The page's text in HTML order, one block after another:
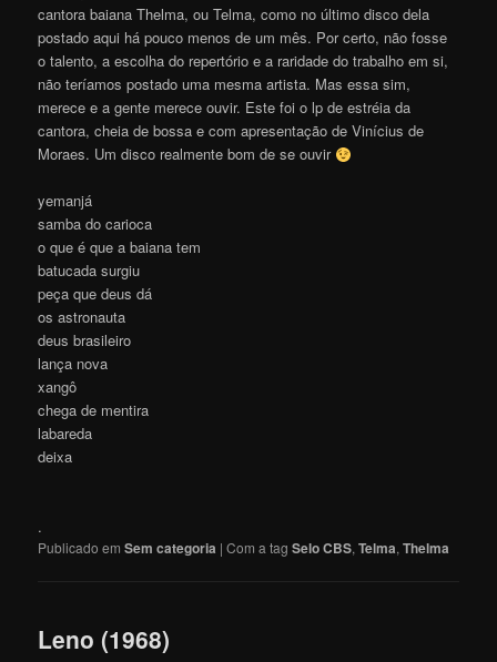
cantora baiana Thelma, ou Telma, como no último disco dela
postado aqui há pouco menos de um mês. Por certo, não fosse
o talento, a escolha do repertório e a raridade do trabalho em si,
não teríamos postado uma mesma artista. Mas essa sim,
merece e a gente merece ouvir. Este foi o lp de estréia da
cantora, cheia de bossa e com apresentação de Vinícius de
Moraes. Um disco realmente bom de se ouvir
yemanjá
samba do carioca
o que é que a baiana tem
batucada surgiu
peça que deus dá
os astronauta
deus brasileiro
lança nova
xangô
chega de mentira
labareda
deixa
.
Publicado em Sem categoria |Com a tagSelo CBS,Telma,Thelma
Leno (1968)